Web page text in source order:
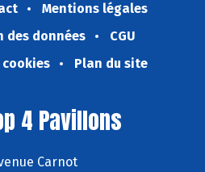
Mentions légales
des données
CGU
Plan du site
4 Pavillons
Carnot